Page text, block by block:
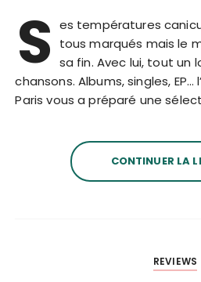
S es températures
tous marqués mais le
sa fin. Avec lui, tout un
chansons. Albums, singles, EP…
Paris vous a préparé une
CONTINUER LA
REVIEWS